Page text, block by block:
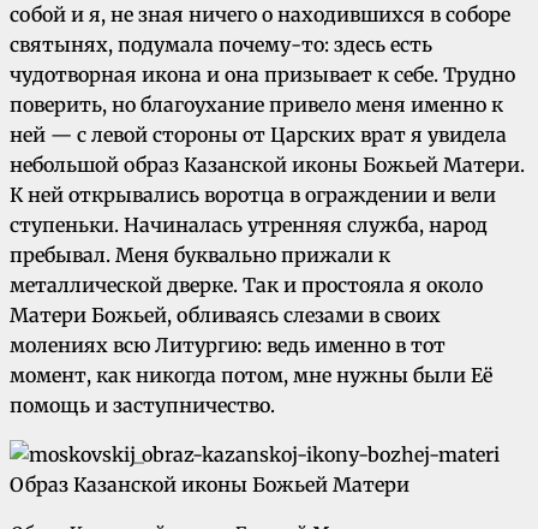
собой и я, не зная ничего о находившихся в соборе
святынях, подумала почему-то: здесь есть
чудотворная икона и она призывает к себе. Трудно
поверить, но благоухание привело меня именно к
ней — с левой стороны от Царских врат я увидела
небольшой образ Казанской иконы Божьей Матери.
К ней открывались воротца в ограждении и вели
ступеньки. Начиналась утренняя служба, народ
пребывал. Меня буквально прижали к
металлической дверке. Так и простояла я около
Матери Божьей, обливаясь слезами в своих
молениях всю Литургию: ведь именно в тот
момент, как никогда потом, мне нужны были Её
помощь и заступничество.